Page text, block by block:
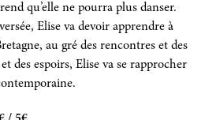
qu’elle ne pourra plus danser.
Elise va devoir apprendre à
au gré des rencontres et des
des espoirs, Elise va se rapprocher